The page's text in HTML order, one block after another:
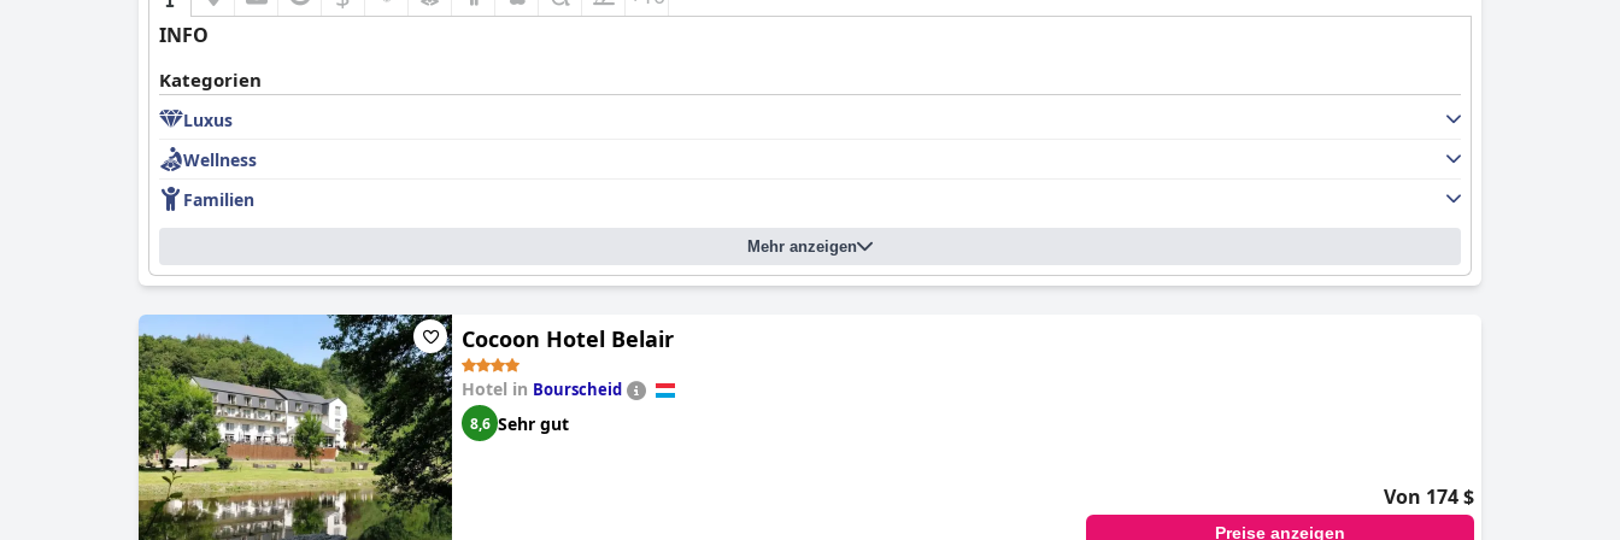
INFO
Kategorien
Luxus
Wellness
Familien
Mehr anzeigen
Cocoon Hotel Belair
Hotel in Bourscheid
8,6 Sehr gut
Von 174 $
Preise anzeigen